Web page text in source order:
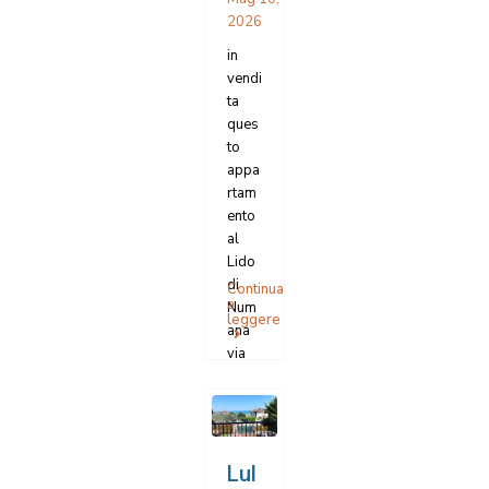
ridos
2026
in
vendi
ta
ques
to
appa
rtam
ento
al
Lido
di
Num
ana
via
o.
parte
picco
Continua
a
leggere
Lul